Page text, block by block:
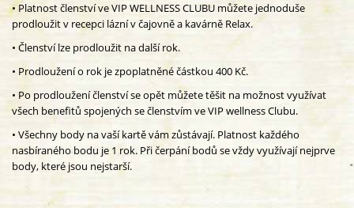
• Platnost členství ve VIP WELLNESS CLUBU můžete jednoduše
prodloužit v recepci lázní v čajovně a kavárně Relax.
• Členství lze prodloužit na další rok.
• Prodloužení o rok je zpoplatněné částkou 400 Kč.
• Po prodloužení členství se opět můžete těšit na možnost využívat
všech benefitů spojených se členstvím ve VIP wellness Clubu.
• Všechny body na vaší kartě vám zůstávají. Platnost každého
nasbíraného bodu je 1 rok. Při čerpání bodů se vždy využívají nejprve
body, které jsou nejstarší.